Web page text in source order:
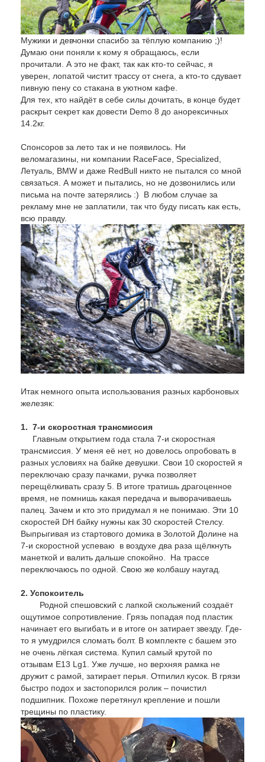
Мужики и девчонки спасибо за тёплую компанию ;)!
Думаю они поняли к кому я обращаюсь, если
прочитали. А это не факт, так как кто-то сейчас, я
уверен, лопатой чистит трассу от снега, а кто-то сдувает
пивную пену со стакана в уютном кафе.
Для тех, кто найдёт в себе силы дочитать, в конце будет
раскрыт секрет как довести Demo 8 до анорексичных
14.2кг.
Спонсоров за лето так и не появилось. Ни
веломагазины, ни компании RaceFace, Specialized,
Летуаль, BMW и даже RedBull никто не пытался со мной
связаться. А может и пытались, но не дозвонились или
письма на почте затерялись :) В любом случае за
рекламу мне не заплатили, так что буду писать как есть,
всю правду.
Итак немного опыта использования разных карбоновых
железяк:
1. 7-и скоростная трансмиссия
Главным открытием года стала 7-и скоростная
трансмиссия. У меня её нет, но довелось опробовать в
разных условиях на байке девушки. Свои 10 скоростей я
переключаю сразу пачками, ручка позволяет
перещёлкивать сразу 5. В итоге тратишь драгоценное
время, не помнишь какая передача и выворачиваешь
палец. Зачем и кто это придумал я не понимаю. Эти 10
скоростей DH байку нужны как 30 скоростей Стелсу.
Выпрыгивая из стартового домика в Золотой Долине на
7-и скоростной успеваю в воздухе два раза щёлкнуть
манеткой и валить дальше спокойно. На трассе
переключаюсь по одной. Свою же колбашу наугад.
2. Успокоитель
Родной спешовский с лапкой скольжений создаёт
ощутимое сопротивление. Грязь попадая под пластик
начинает его выгибать и в итоге он затирает звезду. Где-
то я умудрился сломать болт. В комплекте с башем это
не очень лёгкая система. Купил самый крутой по
отзывам E13 Lg1. Уже лучше, но верхняя рамка не
дружит с рамой, затирает перья. Отпилил кусок. В грязи
быстро подох и застопорился ролик – почистил
подшипник. Похоже перетянул крепление и пошли
трещины по пластику.